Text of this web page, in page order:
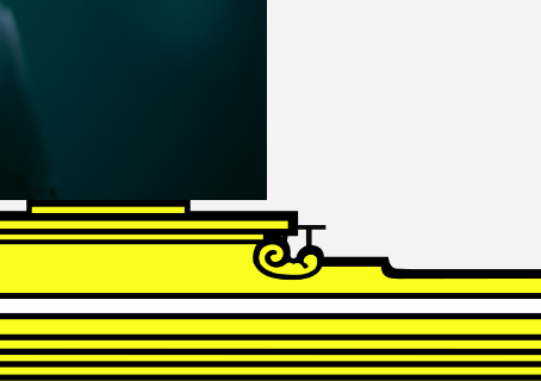
SCHUBERT
Schwanengesang